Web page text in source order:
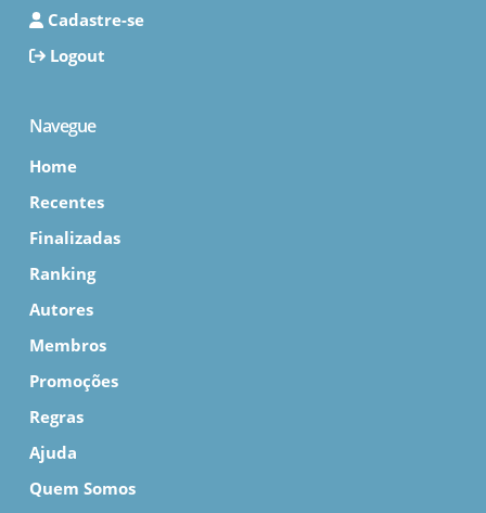
Cadastre-se
Logout
Navegue
Home
Recentes
Finalizadas
Ranking
Autores
Membros
Promoções
Regras
Ajuda
Quem Somos